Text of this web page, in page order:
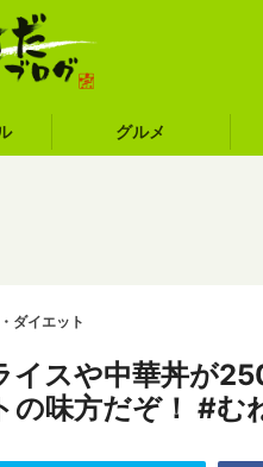
グルメ
ダイエット
イスや中華丼が
の味方だぞ！ #む